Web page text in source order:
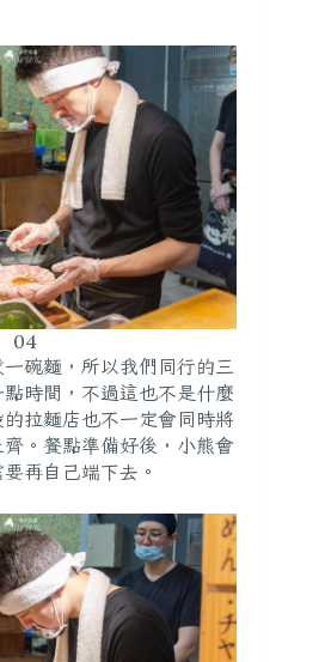
04
碗麵，所以我們同行的三
時間，不過這也不是什麼
拉麵店也不一定會同時將
。餐點準備好後，小熊會
再自己端下去。